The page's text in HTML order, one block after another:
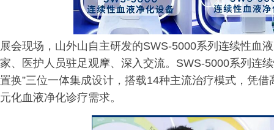
展会现场，山外山自主研发的SWS-5000系列连续性血
家、医护人员驻足观摩、深入交流。SWS-5000系列连
置换”三位一体集成设计，搭载14种主流治疗模式，凭
元化血液净化诊疗需求。